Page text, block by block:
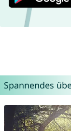
Spannendes